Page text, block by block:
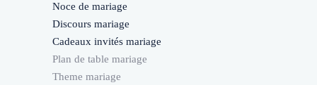
Noce de mariage
Discours mariage
Cadeaux invités mariage
Plan de table mariage
Theme mariage